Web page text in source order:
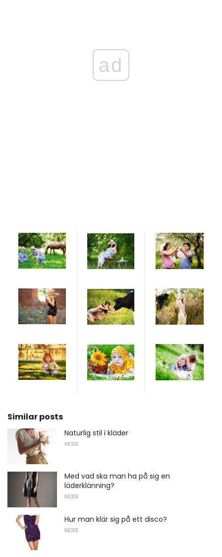
ad
Similar posts
Naturlig stil i kläder
MODE
Med vad ska man ha på sig en
läderklänning?
MODE
Hur man klär sig på ett disco?
MODE